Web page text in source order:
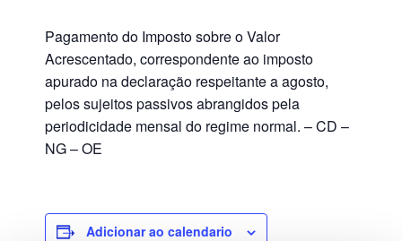
Pagamento do Imposto sobre o Valor
Acrescentado, correspondente ao imposto
apurado na declaração respeitante a agosto,
pelos sujeitos passivos abrangidos pela
periodicidade mensal do regime normal. – CD –
NG – OE
Adicionar ao calendario